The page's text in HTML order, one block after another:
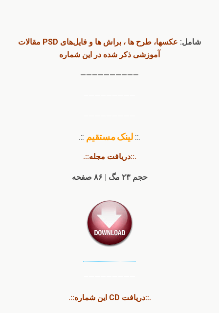
شامل:
عکسها، طرح ها ، براش ها و فایل‌های PSD مقالات
آموزشی ذکر شده در این شماره
——————————
.:: لینک مستقیم ::.
.::دریافت مجله::.
حجم ۲۳ مگ | ۸۶ صفحه
.::دریافت CD این شماره::.